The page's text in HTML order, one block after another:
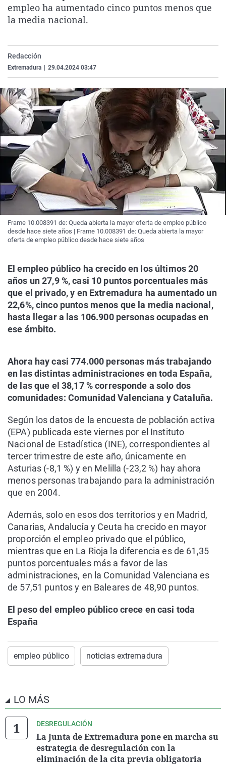
La rosa de los vientos
Como el perro y el
Caso
Equipo de
Extremadura
La Rioja
País Vasco
Virales
Elecciones
empleo ha aumentado cinco puntos menos que
la media nacional.
Redacción
Extremadura 29.04.2024 03:47
Frame 10.008391 de: Queda abierta la mayor oferta de empleo público
desde hace siete años | Frame 10.008391 de: Queda abierta la mayor
oferta de empleo público desde hace siete años
El empleo público ha crecido en los últimos 20
años un 27,9 %, casi 10 puntos porcentuales más
que el privado, y en Extremadura ha aumentado un
22,6%, cinco puntos menos que la media nacional,
hasta llegar a las 106.900 personas ocupadas en
ese ámbito.
Ahora hay casi 774.000 personas más trabajando
en las distintas administraciones en toda España,
de las que el 38,17 % corresponde a solo dos
comunidades: Comunidad Valenciana y Cataluña.
Según los datos de la encuesta de población activa
(EPA) publicada este viernes por el Instituto
Nacional de Estadística (INE), correspondientes al
tercer trimestre de este año, únicamente en
Asturias (-8,1 %) y en Melilla (-23,2 %) hay ahora
menos personas trabajando para la administración
que en 2004.
Además, solo en esos dos territorios y en Madrid,
Canarias, Andalucía y Ceuta ha crecido en mayor
proporción el empleo privado que el público,
mientras que en La Rioja la diferencia es de 61,35
puntos porcentuales más a favor de las
administraciones, en la Comunidad Valenciana es
de 57,51 puntos y en Baleares de 48,90 puntos.
El peso del empleo público crece en casi toda
España
empleo público noticias extremadura
LO MÁS
DESREGULACIÓN
La Junta de Extremadura pone en marcha su
estrategia de desregulación con la
eliminación de la cita previa obligatoria